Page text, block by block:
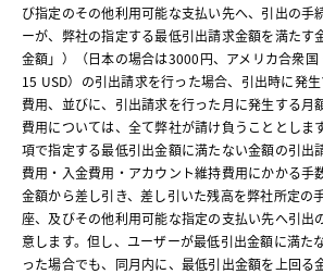
び指定のその他利用可能な支払い先へ、引出の手
ーが、弊社の指定する最低引出請求金額を満たす
金額」）（日本の場合は3000円、アメリカ合衆
15 USD）の引出請求を行った場合、引出時に発
費用、並びに、引出請求を行った月に発生する月
費用については、全て弊社が請け負うこととしま
項で指定する最低引出金額に満たない金額の引出
費用・入金費用・アカウント維持費用にかかる手
金額から差し引き、差し引いた残高を弊社所定の
座、及びその他利用可能な指定の支払い先へ引出
意します。但し、ユーザーが最低引出金額に満た
った場合でも、同月内に、最低引出金額を上回る